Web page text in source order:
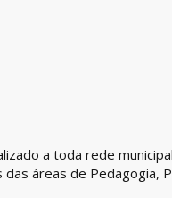
a toda rede
áreas de Pedagogia,